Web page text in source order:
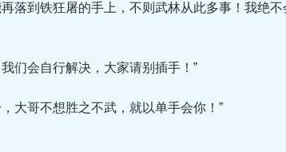
到铁狂屠的手上，不则武林从此多事！我绝不
会自行解决，大家请别插手！”
哥不想胜之不武，就以单手会你！”